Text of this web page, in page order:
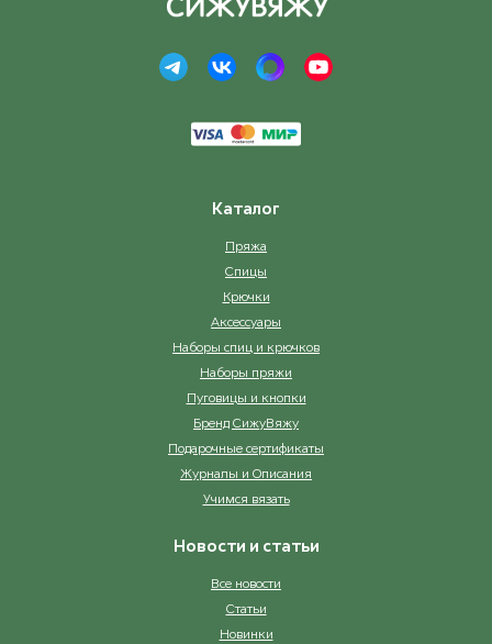
Каталог
Пряжа
Спицы
Крючки
Аксессуары
Наборы спиц и крючков
Наборы пряжи
Пуговицы и кнопки
Бренд СижуВяжу
Подарочные сертификаты
Журналы и Описания
Учимся вязать
Новости и статьи
Все новости
Статьи
Новинки